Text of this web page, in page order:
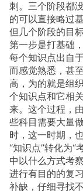
刺。三个阶段都
的可以直接略过
但几个阶段的目
第一步是打基础
每个知识点出自
而感觉熟悉，甚
高，为的就是组
个知识点和它相
来。这个过程，
些科目需要大量
时，这一时期，
“知识点”转化为“
中以什么方式考
进行有目的的复
补缺，仔细寻找